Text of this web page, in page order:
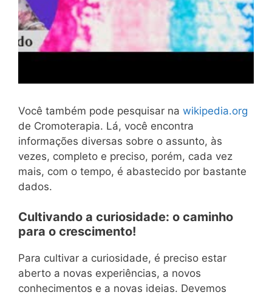
Você também pode pesquisar na wikipedia.org
de Cromoterapia. Lá, você encontra
informações diversas sobre o assunto, às
vezes, completo e preciso, porém, cada vez
mais, com o tempo, é abastecido por bastante
dados.
Cultivando a curiosidade: o caminho
para o crescimento!
Para cultivar a curiosidade, é preciso estar
aberto a novas experiências, a novos
conhecimentos e a novas ideias. Devemos